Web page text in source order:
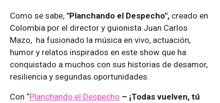
Como se sabe, "Planchando el Despecho", creado en
Colombia por el director y guionista Juan Carlos
Mazo, ha fusionado la música en vivo, actuación,
humor y relatos inspirados en este show que ha
conquistado a muchos con sus historias de desamor,
resiliencia y segundas oportunidades.
Con “Planchando el Despecho – ¡Todas vuelven, tú